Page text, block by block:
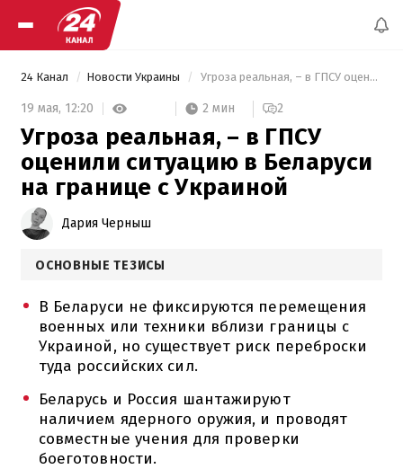
24 Канал Новости Украины Угроза реальная, – в ГПСУ оценили ситуацию в Беларуси на границе с Украиной
19 мая, 12:20 2 мин 2
Угроза реальная, – в ГПСУ
оценили ситуацию в Беларуси
на границе с Украиной
Дария Черныш
ОСНОВНЫЕ ТЕЗИСЫ
В Беларуси не фиксируются перемещения
военных или техники вблизи границы с
Украиной, но существует риск переброски
туда российских сил.
Беларусь и Россия шантажируют
наличием ядерного оружия, и проводят
совместные учения для проверки
боеготовности.